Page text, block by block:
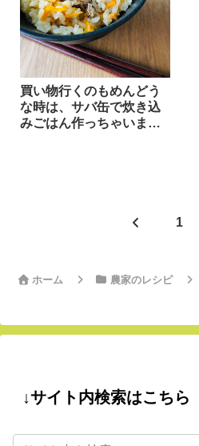
買い物行くのもめんどう
な時は、サバ缶で炊き込
みごはん作っちゃいまし
前 1
ホーム 農家のレシピ
↓サイト内検索はこちら